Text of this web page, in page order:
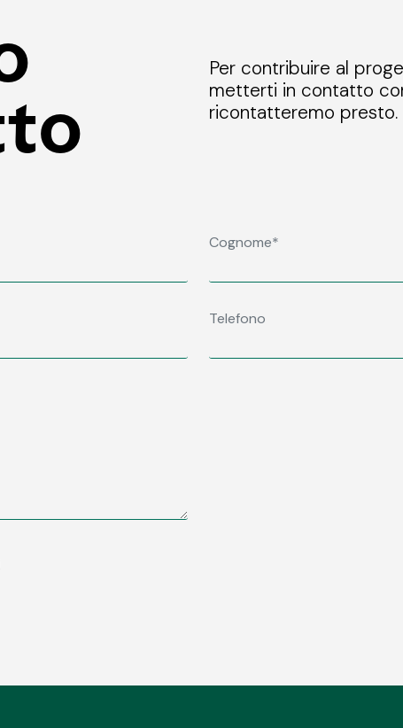
Per contribuire al
metterti in contatto
ricontatteremo presto.